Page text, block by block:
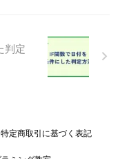
判定
特定商取引に基づく表記